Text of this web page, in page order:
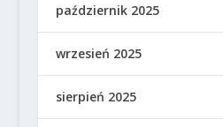
październik 2025
wrzesień 2025
sierpień 2025